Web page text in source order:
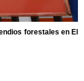
forestales en El